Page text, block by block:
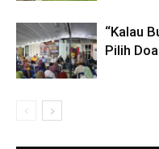
“Kalau
Pilih